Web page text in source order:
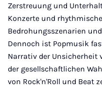
Zerstreuung und
Konzerte und
Bedrohungsszenarien
Dennoch ist Popmusik
Narrativ der Unsicherheit
der gesellschaftlichen
von Rock'n'Roll und Beat